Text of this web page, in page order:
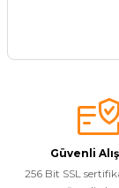
Güvenli
256 Bit SSL